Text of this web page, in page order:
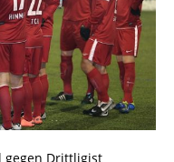
gegen Drittligist